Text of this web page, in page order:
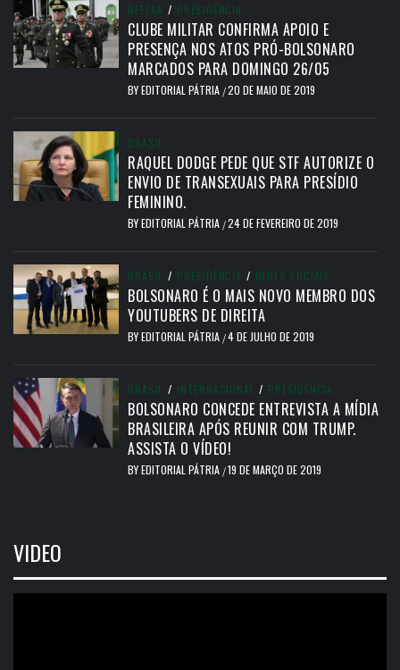
DEFESA / PRESIDÊNCIA
CLUBE MILITAR CONFIRMA APOIO E
PRESENÇA NOS ATOS PRÓ-BOLSONARO
MARCADOS PARA DOMINGO 26/05
BYEDITORIAL PÁTRIA /20 DE MAIO DE 2019
BRASIL
RAQUEL DODGE PEDE QUE STF AUTORIZE O
ENVIO DE TRANSEXUAIS PARA PRESÍDIO
FEMININO.
BYEDITORIAL PÁTRIA /24 DE FEVEREIRO DE 2019
BRASIL / PRESIDÊNCIA / REDES SOCIAIS
BOLSONARO É O MAIS NOVO MEMBRO DOS
YOUTUBERS DE DIREITA
BYEDITORIAL PÁTRIA /4 DE JULHO DE 2019
BRASIL / INTERNACIONAL / PRESIDÊNCIA
BOLSONARO CONCEDE ENTREVISTA A MÍDIA
BRASILEIRA APÓS REUNIR COM TRUMP.
ASSISTA O VÍDEO!
BYEDITORIAL PÁTRIA /19 DE MARÇO DE 2019
VIDEO